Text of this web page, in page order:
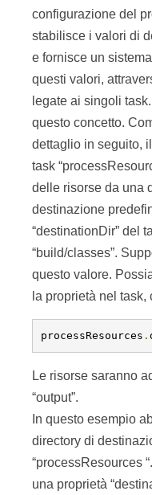
configurazione del
stabilisce i valori di
e fornisce un
questi valori,
legate ai singoli
questo concetto.
dettaglio in seguito,
task
delle risorse da una
destinazione
“destinationDir” del
“build/classes”.
questo valore.
la proprietà nel
processResources .
Le risorse saranno
“output”.
In questo esempio
directory di
“processResources
una proprietà